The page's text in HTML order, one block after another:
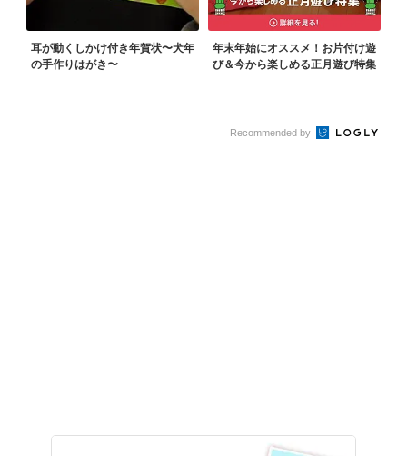
耳が動くしかけ付き年賀状〜犬年
の手作りはがき〜
年末年始にオススメ！お片付け遊
び＆今から楽しめる正月遊び特集
Recommended by